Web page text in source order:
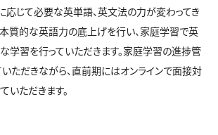
応じて必要な英単語、英文法の力が変わってき
本質的な英語力の底上げを行い、家庭学習で英
学習を行っていただきます。家庭学習の進捗管
いただきながら、直前期にはオンラインで面接対
いただきます。